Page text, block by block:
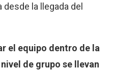
la llegada del
el equipo dentro de la
de grupo se llevan